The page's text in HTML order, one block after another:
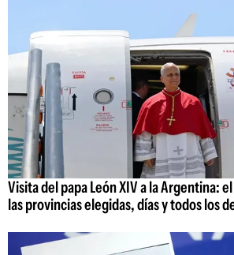
Visita del papa León XIV a la Argentina:
las provincias elegidas, días y todos los